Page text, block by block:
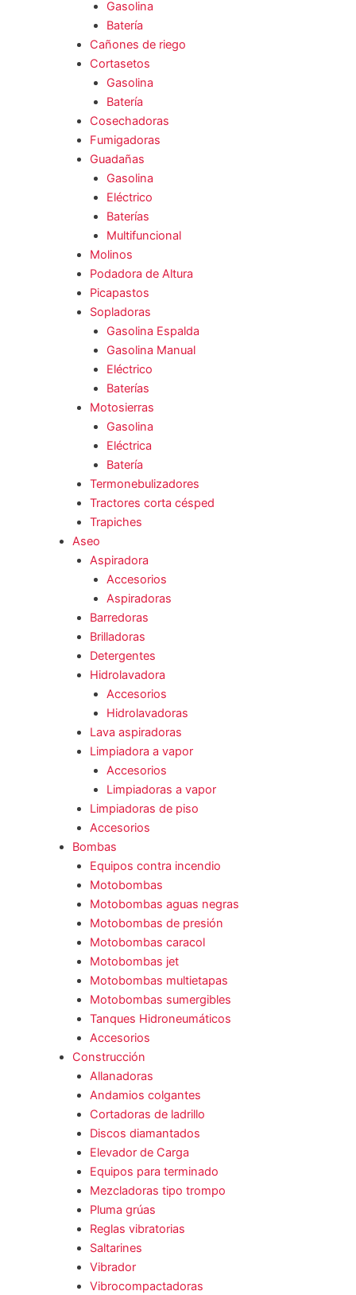
Gasolina
Batería
Cañones de riego
Cortasetos
Gasolina
Batería
Cosechadoras
Fumigadoras
Guadañas
Gasolina
Eléctrico
Baterías
Multifuncional
Molinos
Podadora de Altura
Picapastos
Sopladoras
Gasolina Espalda
Gasolina Manual
Eléctrico
Baterías
Motosierras
Gasolina
Eléctrica
Batería
Termonebulizadores
Tractores corta césped
Trapiches
Aseo
Aspiradora
Accesorios
Aspiradoras
Barredoras
Brilladoras
Detergentes
Hidrolavadora
Accesorios
Hidrolavadoras
Lava aspiradoras
Limpiadora a vapor
Accesorios
Limpiadoras a vapor
Limpiadoras de piso
Accesorios
Bombas
Equipos contra incendio
Motobombas
Motobombas aguas negras
Motobombas de presión
Motobombas caracol
Motobombas jet
Motobombas multietapas
Motobombas sumergibles
Tanques Hidroneumáticos
Accesorios
Construcción
Allanadoras
Andamios colgantes
Cortadoras de ladrillo
Discos diamantados
Elevador de Carga
Equipos para terminado
Mezcladoras tipo trompo
Pluma grúas
Reglas vibratorias
Saltarines
Vibrador
Vibrocompactadoras